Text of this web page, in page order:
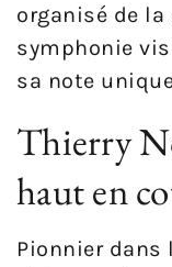
organisé de la
symphonie
sa note
Thierry
haut en
Pionnier dans